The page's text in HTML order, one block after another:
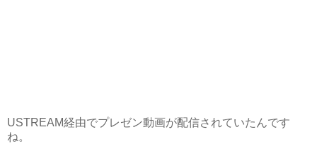
USTREAM経由でプレゼン動画が配信されていたんです
ね。